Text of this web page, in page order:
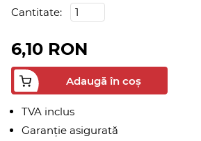
Cantitate:
6,10 RON
Adaugă în coș
TVA inclus
Garanție asigurată